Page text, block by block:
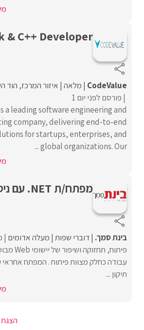
& C++ Developer
CodeValue מלאה איזור המרכז הוד
פורסם לפני יום 1
a leading software engineering and
company, delivering end-to-end
for startups, enterprises, and
global organizations. Our ...
מפתח/ת NET. עם ניסיון של שנה
בינת סמך. דוברי שפות מעלה אדומים
עבודה כחלק מצוות פיתוח . המפתח אחראי
תיקון ...